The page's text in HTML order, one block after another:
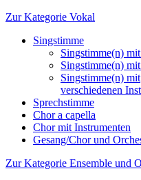
Zur Kategorie Vokal
Singstimme
Singstimme(n)
Singstimme(n)
Singstimme(n) mit
verschiedenen
Sprechstimme
Chor a capella
Chor mit Instrumenten
Gesang/Chor und
Zur Kategorie Ensemble und